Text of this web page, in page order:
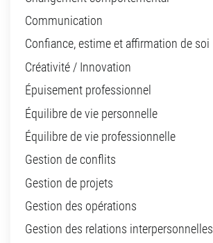
Communication
Confiance, estime et affirmation de soi
Créativité / Innovation
Épuisement professionnel
Équilibre de vie personnelle
Équilibre de vie professionnelle
Gestion de conflits
Gestion de projets
Gestion des opérations
Gestion des relations interpersonnelles